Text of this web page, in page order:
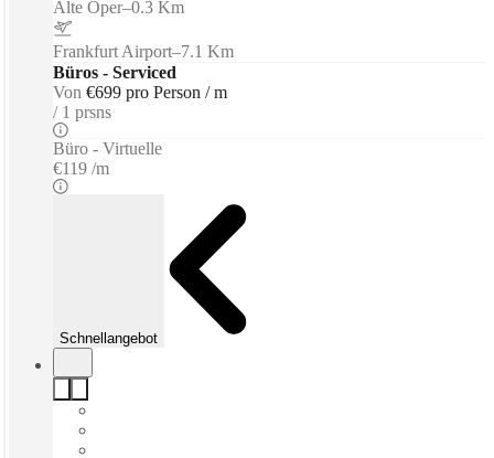
Alte Oper–0.3 Km
Frankfurt Airport–7.1 Km
Büros - Serviced
Von €699 pro Person / m
1 prsns
Büro - Virtuelle
€119 /m
Schnellangebot